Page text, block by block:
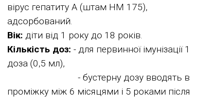
вірус гепатиту А (штам НM 175),
адсорбований.
Вік: діти від 1 року до 18 років.
Кількість доз: - для первинної імунізації 1
доза (0,5 мл),
- бустерну дозу вводять в
проміжку між 6 місяцями і 5 роками після